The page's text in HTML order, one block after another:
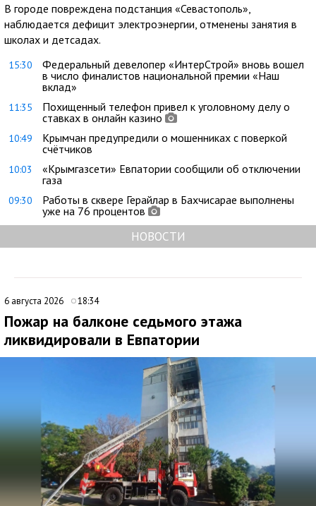
В городе повреждена подстанция «Севастополь»,
наблюдается дефицит электроэнергии, отменены занятия в
школах и детсадах.
15:30
Федеральный девелопер «ИнтерСтрой» вновь вошел
в число финалистов национальной премии «Наш
вклад»
11:35
Похищенный телефон привел к уголовному делу о
ставках в онлайн казино
10:49
Крымчан предупредили о мошенниках с поверкой
счётчиков
10:03
«Крымгазсети» Евпатории сообщили об отключении
газа
09:30
Работы в сквере Герайлар в Бахчисарае выполнены
уже на 76 процентов
НОВОСТИ
6 августа 2026 18:34
Пожар на балконе седьмого этажа
ликвидировали в Евпатории